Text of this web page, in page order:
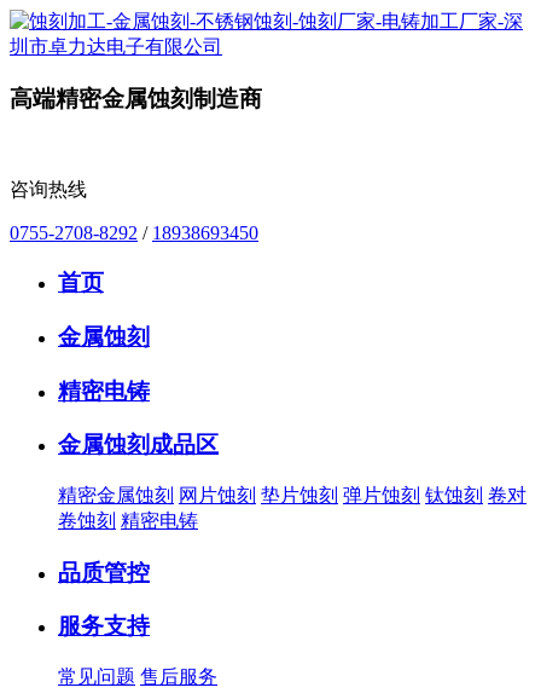
高端精密金属蚀刻制造商
咨询热线
0755-2708-8292 / 18938693450
首页
金属蚀刻
精密电铸
金属蚀刻成品区
精密金属蚀刻 网片蚀刻 垫片蚀刻 弹片蚀刻 钛蚀刻 卷对
卷蚀刻 精密电铸
品质管控
服务支持
常见问题 售后服务